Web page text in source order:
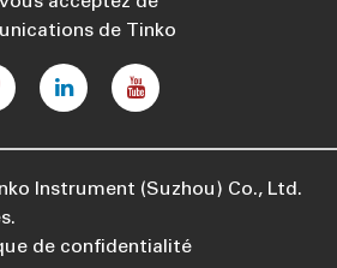
de Tinko
Instrument (Suzhou) Co., Ltd.
de confidentialité